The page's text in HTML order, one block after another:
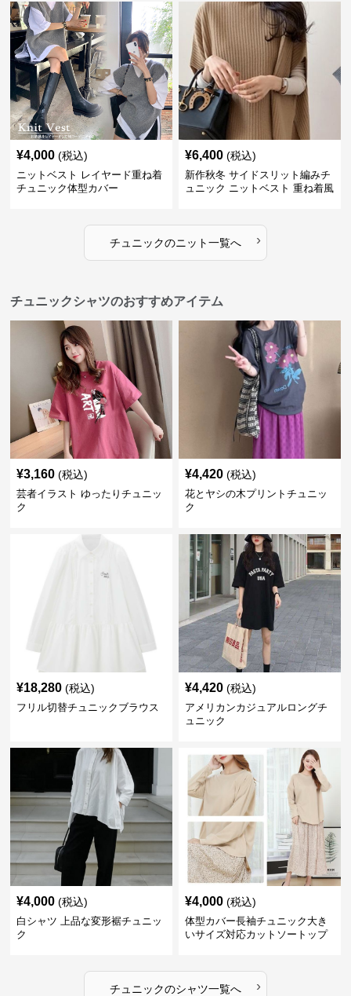
¥4,000 (税込)
ニットベスト レイヤード重ね着
チュニック体型カバー
¥6,400 (税込)
新作秋冬 サイドスリット編みチ
ュニック ニットベスト 重ね着風
チュニックのニット一覧へ ›
チュニックシャツのおすすめアイテム
¥3,160 (税込)
芸者イラスト ゆったりチュニッ
ク
¥4,420 (税込)
花とヤシの木プリントチュニッ
ク
¥18,280 (税込)
フリル切替チュニックブラウス
¥4,420 (税込)
アメリカンカジュアルロングチ
ュニック
¥4,000 (税込)
白シャツ 上品な変形裾チュニッ
ク
¥4,000 (税込)
体型カバー長袖チュニック大き
いサイズ対応カットソートップ
チュニックのシャツ一覧へ ›